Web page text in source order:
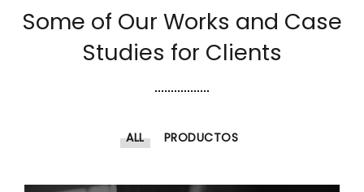
Some of Our Works and Case
Studies for Clients
ALL PRODUCTOS